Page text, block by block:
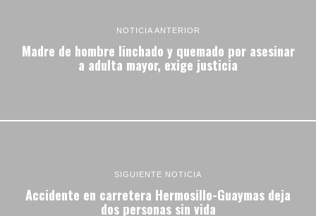
NOTICIA ANTERIOR
Madre de hombre linchado y quemado por asesinar
a adulta mayor, exige justicia
SIGUIENTE NOTICIA
Accidente en carretera Hermosillo-Guaymas deja
dos personas sin vida